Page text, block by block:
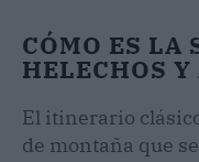
CÓMO ES LA
HELECHOS Y
El itinerario
de montaña que